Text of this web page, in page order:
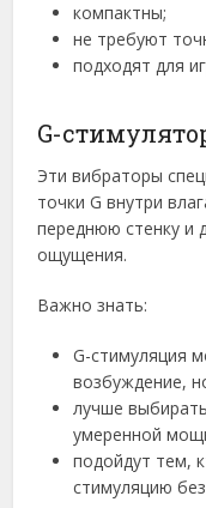
компактны;
не требуют
подходят для
G-
Эти вибраторы
точки G внутри
переднюю стенку и
ощущения.
Важно знать:
G-стимуляция
возбуждение,
лучше
умеренной
подойдут тем,
стимуляцию